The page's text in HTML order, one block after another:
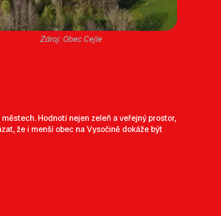
Obec Cejle
Hodnotí nejen zeleň a veřejný prostor,
že i menší obec na Vysočině dokáže být